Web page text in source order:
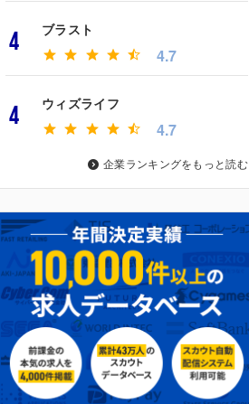
4 ブラスト
4.7
4 ウィズライフ
4.7
企業ランキングをもっと読む